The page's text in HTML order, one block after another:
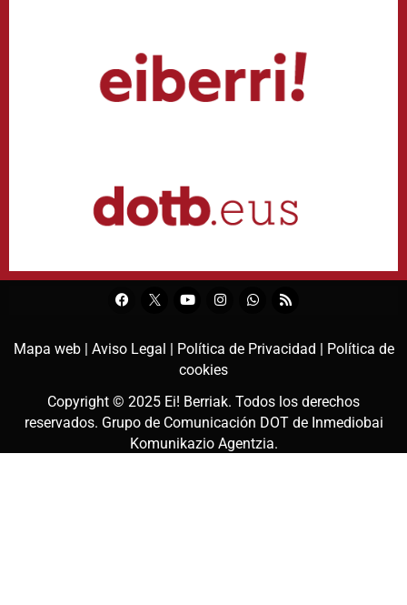
Mapa web | Aviso Legal | Política de Privacidad | Política de
cookies
Copyright © 2025 Ei! Berriak. Todos los derechos
reservados. Grupo de Comunicación DOT de Inmediobai
Komunikazio Agentzia.